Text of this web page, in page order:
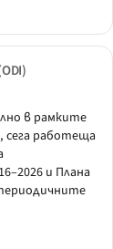
в рамките
работеща
и Плана